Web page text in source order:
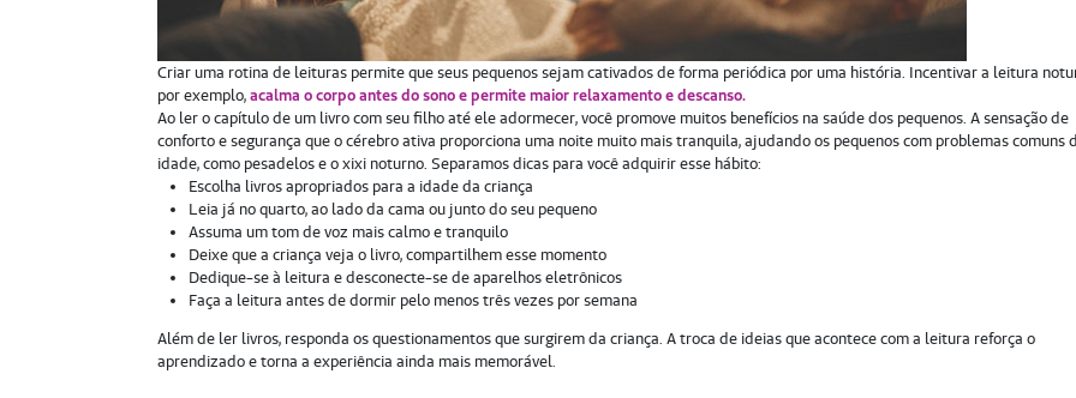
Criar uma rotina de leituras permite que seus pequenos sejam cativados de forma periódica por uma história. Incentivar a leitura
por exemplo,acalma o corpo antes do sono e permite maior relaxamento e descanso.
Ao ler o capítulo de um livro com seu filho até ele adormecer, você promove muitos benefícios na saúde dos pequenos. A sensação de
conforto e segurança que o cérebro ativa proporciona uma noite muito mais tranquila, ajudando os pequenos com problemas comuns
idade, como pesadelos e o xixi noturno. Separamos dicas para você adquirir esse hábito:
Escolha livros apropriados para a idade da criança
Leia já no quarto, ao lado da cama ou junto do seu pequeno
Assuma um tom de voz mais calmo e tranquilo
Deixe que a criança veja o livro, compartilhem esse momento
Dedique-se à leitura e desconecte-se de aparelhos eletrônicos
Faça a leitura antes de dormir pelo menos três vezes por semana
Além de ler livros, responda os questionamentos que surgirem da criança. A troca de ideias que acontece com a leitura reforça o
aprendizado e torna a experiência ainda mais memorável.